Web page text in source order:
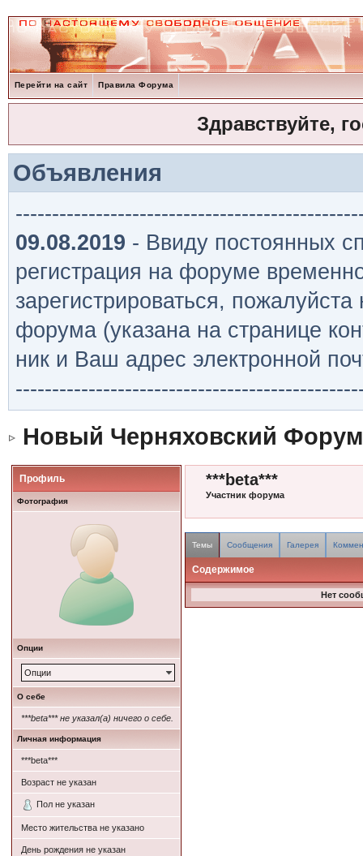
Перейти на сайт Правила Форума
Здравствуйте,
Объявления
09.08.2019 - Ввиду постоянных
регистрация на форуме
зарегистрироваться,
форума (указана на странице
ник и Ваш адрес электронной
Новый Черняховский Форум
Профиль
Фотография
Опции
Опции
О себе
***beta*** не указал(а) ничего о себе.
Личная информация
***beta***
Возраст не указан
Пол не указан
Место жительства не указано
День рождения не указан
***beta***
Участник форума
Темы Сообщения Галерея
Содержимое
Нет